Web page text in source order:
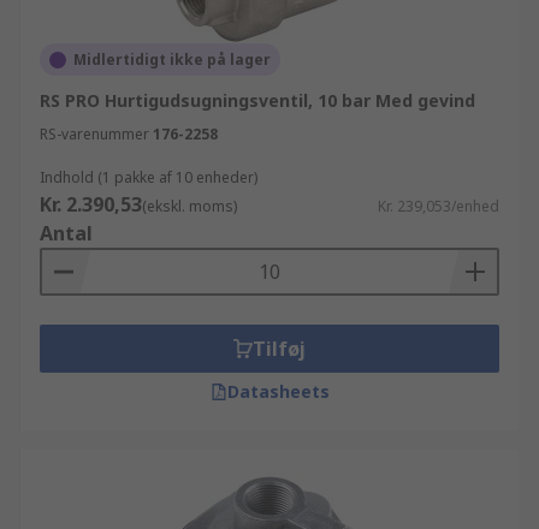
Midlertidigt ikke på lager
RS PRO Hurtigudsugningsventil, 10 bar Med gevind
RS-varenummer 176-2258
Indhold (1 pakke af 10 enheder)
Kr. 2.390,53(ekskl. moms) Kr. 239,053/enhed
Antal
Tilføj
Datasheets